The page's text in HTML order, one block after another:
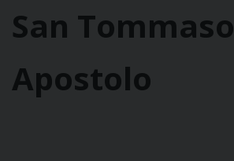
San Tommaso
Apostolo